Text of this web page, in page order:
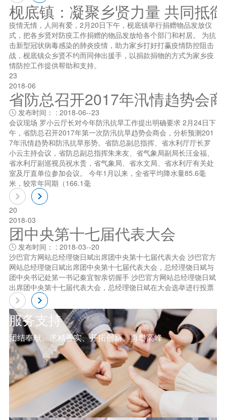
枧底镇：凝聚乡贤力量 共同抵
疫情无情，人间有爱，2月20日下午，枧底镇举行捐赠物品发放仪
式，把各乡贤对防疫工作捐赠的物品发放给各个部门和村居。 为抗
击新型冠状病毒感染的肺炎疫情，助力家乡打好打赢疫情防控阻击
战，枧底镇众乡贤不约而同伸出援手，以捐款捐物的方式为家乡疫
情防控工作提供帮助和支持。
23
2018-06
省防总召开2017年汛情趋势会
发布时间： : 2018-06--23
会议现场 罗小云厅长对今年防汛抗旱工作提出明确要求 2月24日下
午，省防总召开2017年第一次防汛抗旱趋势会商会，分析预测201
7年汛情趋势和防汛抗旱形势。省防总副总指挥、省水利厅厅长罗
小云主持会议，省防总副总指挥朱来友、省气象局副局长汪金福、
省水利厅副巡视员祝水贵，省气象局、省水文局、省水利厅有关处
室及厅直单位参加会议。 今年1月以来，全省平均降水量85.6毫
米，较常年同期（166.1毫
20
2018-03
团中央第十七届代表大会
发布时间： : 2018-03--20
沙巴官方网站总经理饶日斌出席团中央第十七届代表大会 沙巴官方
网站总经理饶日斌出席团中央第十七届代表大会，总经理饶日斌与
团中央书记处笫一书记秦宜智亲切握手 沙巴官方网站总经理饶日斌
出席团中央第十七届代表大会，总经理饶日斌在大会选举进行投票
服务支持
团结奉献、求精务实、开拓创新、勇攀高峰